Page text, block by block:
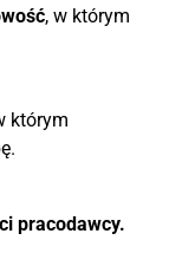
, w którym
którym
pracodawcy.